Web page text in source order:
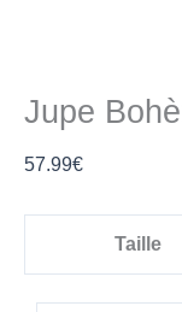
Jupe
57.99€
Taille